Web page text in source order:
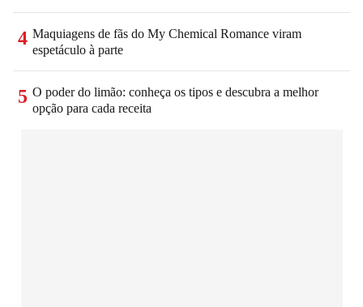
4 Maquiagens de fãs do My Chemical Romance viram
espetáculo à parte
5 O poder do limão: conheça os tipos e descubra a melhor
opção para cada receita